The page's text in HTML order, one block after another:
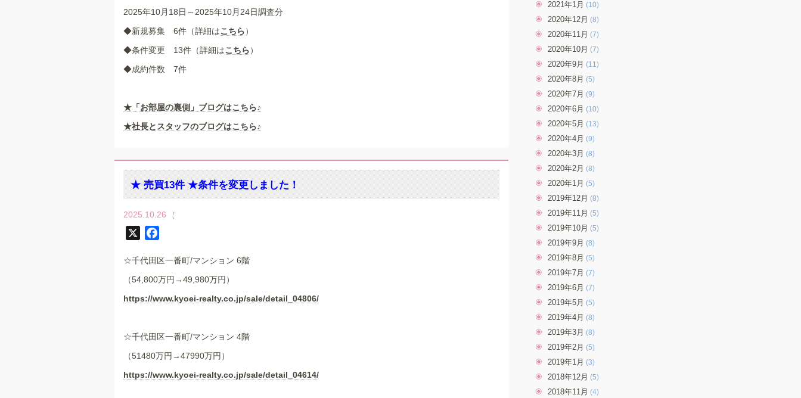
c
e
o
o
2025年10月18日～2025年10月24日調査分
◆新規募集 6件（詳細はこちら）
◆条件変更 13件（詳細はこちら）
◆成約件数 7件
★ 「お部屋の裏側」 ブログはこちら♪
★社長とスタッフのブログはこちら♪
★ 売買13件 ★条件を変更しました！
2025.10.26
c
e
o
k
☆千代田区一番町/マンション 6階
（54,800万円→49,980万円）
https://www.kyoei-realty.co.jp/sale/detail_04806/
☆千代田区一番町/マンション 4階
（51480万円→47990万円）
https://www.kyoei-realty.co.jp/sale/detail_04614/
2021年1月 (10)
2020年12月 (8)
2020年11月 (7)
2020年10月 (7)
2020年9月 (11)
2020年8月 (5)
2020年7月 (9)
2020年6月 (10)
2020年5月 (13)
2020年4月 (9)
2020年3月 (8)
2020年2月 (8)
2020年1月 (5)
2019年12月 (8)
2019年11月 (5)
2019年10月 (5)
2019年9月 (8)
2019年8月 (5)
2019年7月 (7)
2019年6月 (7)
2019年5月 (5)
2019年4月 (8)
2019年3月 (8)
2019年2月 (5)
2019年1月 (3)
2018年12月 (5)
2018年11月 (4)